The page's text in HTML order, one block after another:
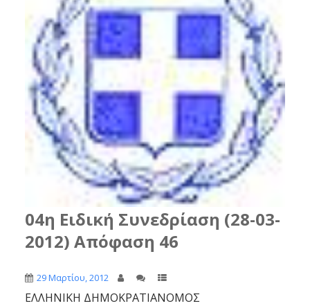
04η Ειδική Συνεδρίαση (28-03-
2012) Απόφαση 46
29 Μαρτίου, 2012
ΕΛΛΗΝΙΚΗ ΔΗΜΟΚΡΑΤΙΑΝΟΜΟΣ